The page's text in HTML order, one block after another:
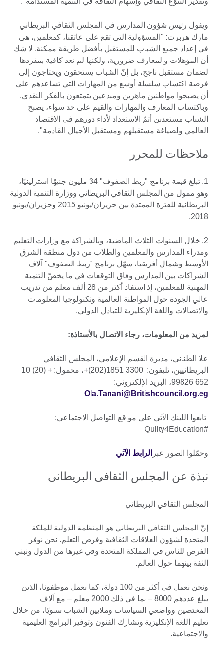
ويقول رئيس شؤون المدارس في المجلس الثقافي البريطاني
مارك هربرت: "المسؤولية التي تقع على عاتقنا، كمعلمين، هي
في إعداد جميع الشباب للمستقبل بأفضل طريقة ممكنة. لا شك
أن المؤهلات والمعارف ضرورية، ولكنها لم تعد كافية بمفردها
لضمان مستقبل ناجح، بل إنّ الشباب يستحقون ويحتاجون إلى
فرصة اكتساب سلسلة أوسع من المهارات التي تساعدهم على
أن يصبحوا مواطنين ماهرين ومبدعين يتمتعون بالفكر النقدي.
وباكتساب المعارف والمهارات والقيم على حد سواء، يصبح
الشباب مستعدين أتمّ الاستعداد لأداء دورهم في الاقتصاد
العالمي ولصياغة مستقبلهم ومستقبل الأجيال القادمة".
ملاحظات للمحرر
1. تبلغ قيمة برنامج "ربط الصفوف" 34 مليون جنيهًا استرلينيًا،
وهو ممول من المجلس الثقافي البريطاني ووزارة التنمية الدولية
البريطانية للفترة الممتدة بين حزيران/يونيو 2015 وحزيران/يونيو
2018.
2. خلال السنوات الثلاث الماضية، وبالشراكة مع وزارات التعليم
ومدراء المدارس والمعلمين والطلاب من دول منطقة الشرق
الأوسط وشمال أفريقيا، سهّل برنامج "ربط الصفوف" آلاف
الشراكات بين المدارس وفاق التوقعات في ما يخصّ التنمية
المهنية للمعلمين، إذ استفاد أكثر من 28 ألف معلم من تدريب
عالي الجودة حول المواطنة العالمية وتكنولوجيا المعلومات
والاتصالات واللغة الإنكليزية للتبادل الدولي.
لمزيد من المعلومات، رجاء الاتصال بالأستاذة:
علا الطناني، مديرة القسم الإعلامي، المجلس الثقافي
البريطانيين، تليفون: 3300 1851(202)+، محمول: + (20) 10
652 99826، البريد الإلكتروني:
Ola.Tanani@Britishcouncil.org.eg
تابعوا اللينك الآتي على مواقع التواصل الاجتماعي:
#Qulity4Education
وحمّلوا الصور عبر الرابط الآتي
نبذة عن المجلس الثقافى البريطانى
المجلس الثقافي البريطاني
إنّ المجلس الثقافي البريطاني هو المنظمة الدولية للملكة
المتحدة لشؤون العلاقات الثقافية وفرص التعلم. نحن نوفر
الفرص للناس في المملكة المتحدة وفي غيرها من الدول ونبني
الثقة بينهما حول العالم.
ونحن نعمل في أكثر من 100 دولة، كما يعمل موظفونا، الذين
يبلغ عددهم 8000 – بما في ذلك 2000 معلم – مع آلاف
المختصين وواضعي السياسات وملايين الشباب سنويًا، من خلال
تعليم اللغة الإنكليزية وتشارك الفنون وتوفير البرامج العليمية
والاجتماعية.